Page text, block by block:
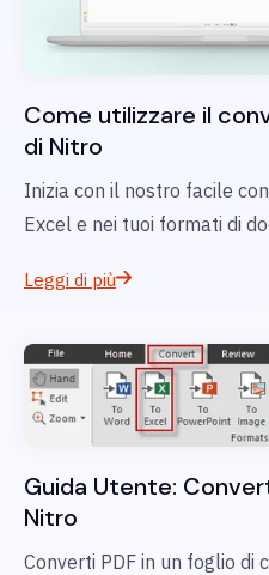
Come utilizzare il
di Nitro
Inizia con il nostro facile
Excel e nei tuoi formati di
Leggi di più
Guida Utente:
Nitro
Converti PDF in un foglio di